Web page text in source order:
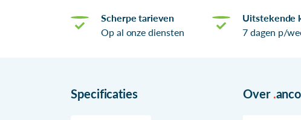
Scherpe tarieven
Op al onze diensten
Uitstekende
7 dagen p/
Specificaties Over .